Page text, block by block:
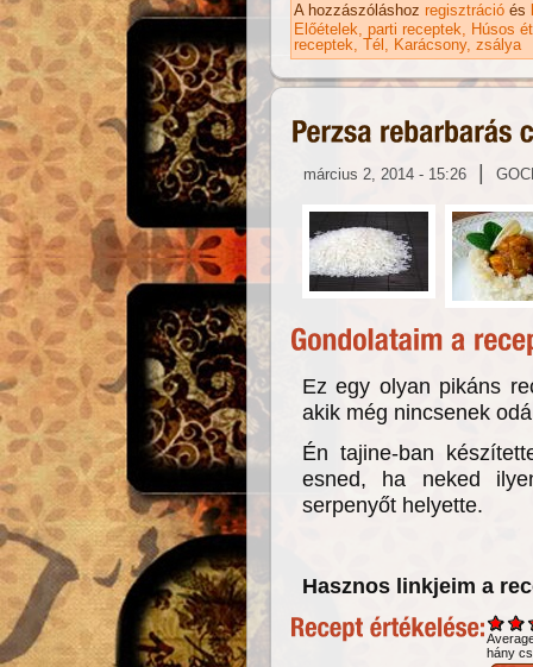
A hozzászóláshoz regisztráció és
Előételek parti receptek
Húsos
receptek Tél Karácsony zsálya
március 2, 2014 - 15:26 |
Ez egy olyan pikáns
akik még nincsenek
Én tajine-ban
esned, ha neked
serpenyőt helyette.
Hasznos linkjeim a
hány